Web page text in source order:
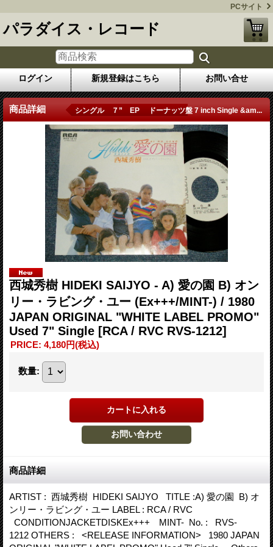
PCサイト
パラダイス・レコード
ログイン 新規登録はこちら お問い合せ
商品詳細 シングル ７” EP ドーナッツ盤 7 inch Single &am...
西城秀樹 HIDEKI SAIJYO - A) 愛の園 B) オン
リー・ラビング・ユー (Ex+++/MINT-) / 1980
JAPAN ORIGINAL "WHITE LABEL PROMO"
Used 7" Single [RCA / RVC RVS-1212]
PRICE: 4,180円(税込)
数量:
商品詳細
ARTIST : 西城秀樹 HIDEKI SAIJYO TITLE :A) 愛の園 B) オ
ンリー・ラビング・ユー LABEL : RCA / RVC
CONDITIONJACKETDISKEx+++ MINT- No. : RVS-
1212 OTHERS : <RELEASE INFORMATION> 1980 JAPAN